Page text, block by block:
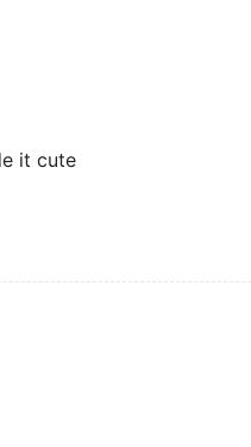
it cute